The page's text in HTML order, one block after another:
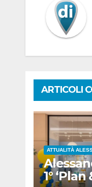
ARTICOLI
ATTUALITÀ
1°